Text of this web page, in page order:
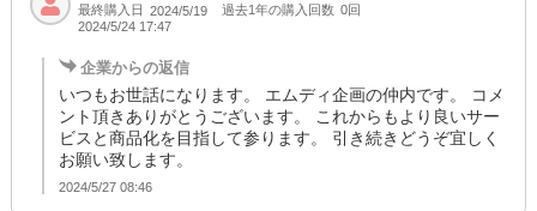
最終購入日 2024/5/19 過去1年の購入回数 0回
2024/5/24 17:47
企業からの返信
いつもお世話になります。 エムディ企画の仲内です。 コメ
ント頂きありがとうございます。 これからもより良いサー
ビスと商品化を目指して参ります。 引き続きどうぞ宜しく
お願い致します。
2024/5/27 08:46